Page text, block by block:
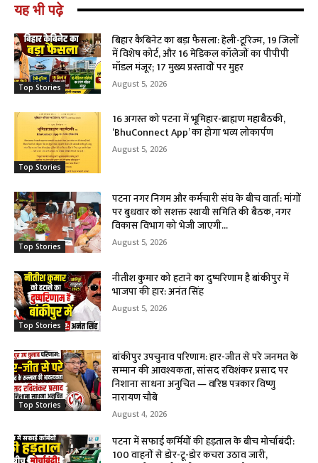
यह भी पढ़े
Top Stories
बिहार कैबिनेट का बड़ा फैसला: हेली-टूरिज्म, 19 जिलों
में विशेष कोर्ट, और 16 मेडिकल कॉलेजों का पीपीपी
मॉडल मंजूर; 17 मुख्य प्रस्तावों पर मुहर
August 5, 2026
Top Stories
16 अगस्त को पटना में भूमिहार-ब्राह्मण महाबैठकी,
‘BhuConnect App’ का होगा भव्य लोकार्पण
August 5, 2026
Top Stories
पटना नगर निगम और कर्मचारी संघ के बीच वार्ता: मांगों
पर बुधवार को सशक्त स्थायी समिति की बैठक, नगर
विकास विभाग को भेजी जाएगी...
August 5, 2026
Top Stories
नीतीश कुमार को हटाने का दुष्परिणाम है बांकीपुर में
भाजपा की हार: अनंत सिंह
August 5, 2026
Top Stories
बांकीपुर उपचुनाव परिणाम: हार-जीत से परे जनमत के
सम्मान की आवश्यकता, सांसद रविशंकर प्रसाद पर
निशाना साधना अनुचित — वरिष्ठ पत्रकार विष्णु
नारायण चौबे
August 4, 2026
पटना में सफाई कर्मियों की हड़ताल के बीच मोर्चाबंदी:
100 वाहनों से डोर-टू-डोर कचरा उठाव जारी,